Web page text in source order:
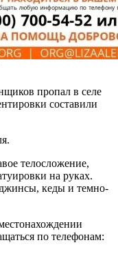
пропал в селе
составили
телосложение,
на руках.
кеды и темно-
по телефонам: